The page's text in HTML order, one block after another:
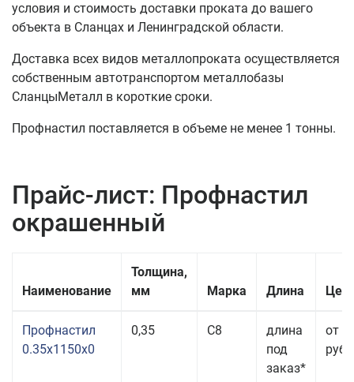
условия и стоимость доставки проката до вашего
объекта в Сланцах и Ленинградской области.
Доставка всех видов металлопроката осуществляется
собственным автотранспортом металлобазы
СланцыМеталл в короткие сроки.
Профнастил поставляется в объеме не менее 1 тонны.
Прайс-лист: Профнастил
окрашенный
Наименование
Толщина,
мм
Марка Длина
Профнастил
0.35x1150x0
0,35 С8
длина
под
заказ*
от
руб.